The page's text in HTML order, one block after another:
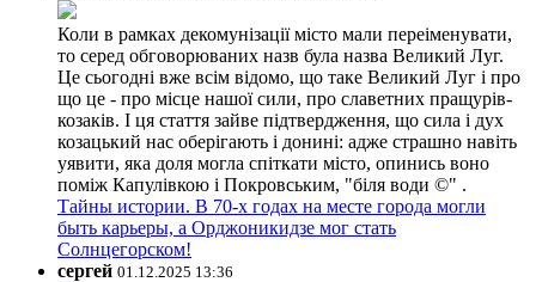
Коли в рамках декомунізації місто мали переіменувати,
то серед обговорюваних назв була назва Великий Луг.
Це сьогодні вже всім відомо, що таке Великий Луг і про
що це - про місце нашої сили, про славетних пращурів-
козаків. І ця стаття зайве підтвердження, що сила і дух
козацький нас оберігають і донині: адже страшно навіть
уявити, яка доля могла спіткати місто, опинись воно
поміж Капулівкою і Покровським, "біля води ©" .
Тайны истории. В 70-х годах на месте города могли
быть карьеры, а Орджоникидзе мог стать
Солнцегорском!
сергей 01.12.2025 13:36